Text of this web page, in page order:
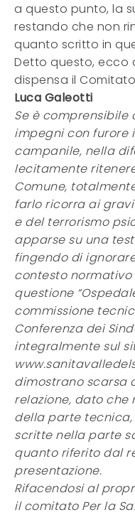
a questo punto, la
restando che non
quanto scritto in
Detto questo, ecco
dispensa il
Luca Galeotti
Se è comprensibile
impegni con
campanile, nella
lecitamente
Comune,
farlo ricorra ai
e del terrorismo
apparse su una
fingendo di
contesto normativo
questione
commissione
Conferenza dei
integralmente sul
dimostrano scarsa
relazione, dato che
della parte
scritte nella parte
quanto riferito dal
presentazione.
Rifacendosi al
il comitato Per la